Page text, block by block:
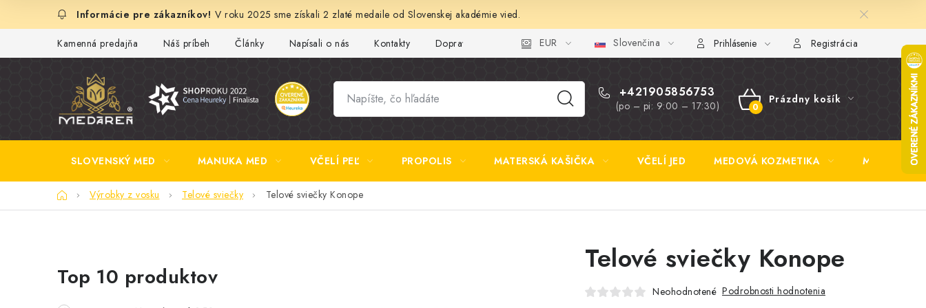
V roku 2025 sme získali 2 zlaté medaile od Slovenskej akadémie vied.
Kamenná predajňa Náš príbeh Články Napísali o nás Kontakty Doprava a platba Najčastejšie otázky FAQ Fotogaléria Obchodné podmienky Ochrana
EUR Slovenčina Prihlásenie Registrácia
+421905856753
(po – pi: 9:00 – 17:30)
NÁKUPNÝ
KOŠÍK
Prázdny košík
SLOVENSKÝ MED MANUKA MED VČELÍ PEĽ PROPOLIS MATERSKÁ KAŠIČKA VČELÍ JED MEDOVÁ KOZMETIKA MEDOVINA
DomovVýrobky z vosku Telové sviečky Telové sviečky Konope
o
Top 10 produktov
Telové sviečky Konope
Neohodnotené Podrobnosti hodnotenia